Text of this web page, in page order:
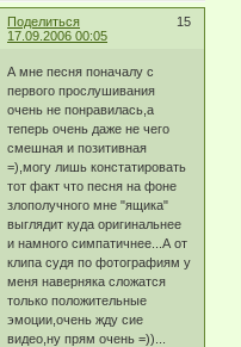
Поделиться
15
17.09.2006 00:05
А мне песня поначалу с
первого прослушивания
очень не понравилась,а
теперь очень даже не чего
смешная и позитивная
=),могу лишь констатировать
тот факт что песня на фоне
злополучного мне "ящика"
выглядит куда оригинальнее
и намного симпатичнее...А от
клипа судя по фотографиям у
меня наверняка сложатся
только положительные
эмоции,очень жду сие
видео,ну прям очень =))...